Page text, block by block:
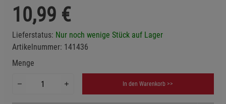
10,99 €
Lieferstatus: Nur noch wenige Stück auf Lager
Artikelnummer: 141436
Menge
In den Warenkorb >>